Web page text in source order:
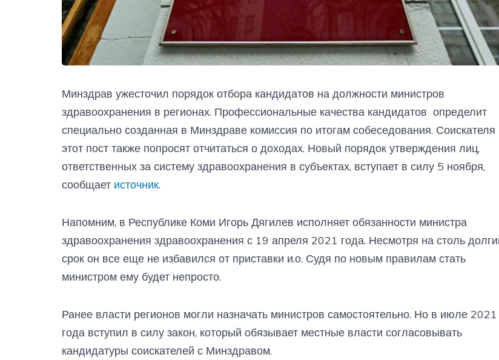
Минздрав ужесточил порядок отбора кандидатов на должности министров
здравоохранения в регионах. Профессиональные качества кандидатов определит
специально созданная в Минздраве комиссия по итогам собеседования. Соискателя
этот пост также попросят отчитаться о доходах. Новый порядок утверждения лиц,
ответственных за систему здравоохранения в субъектах, вступает в силу 5 ноября,
сообщает источник.
Напомним, в Республике Коми Игорь Дягилев исполняет обязанности министра
здравоохранения здравоохранения с 19 апреля 2021 года. Несмотря на столь
срок он все еще не избавился от приставки и.о. Судя по новым правилам стать
министром ему будет непросто.
Ранее власти регионов могли назначать министров самостоятельно. Но в июле 2021
года вступил в силу закон, который обязывает местные власти согласовывать
кандидатуры соискателей с Минздравом.